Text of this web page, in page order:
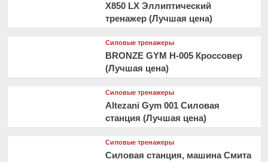
X850 LX Эллиптический
тренажер (Лучшая цена)
Силовые тренажеры
BRONZE GYM H-005 Кроссовер
(Лучшая цена)
Силовые тренажеры
Altezani Gym 001 Силовая
станция (Лучшая цена)
Силовые тренажеры
Силовая станция, машина Смита